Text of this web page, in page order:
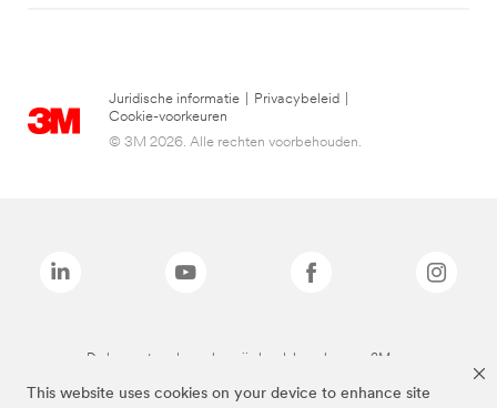
This website uses cookies on your device to enhance site
Juridische informatie Privacybeleid
Cookie-voorkeuren
© 3M 2026. Alle rechten voorbehouden.
De bovenstaande merken zijn handelsmerken van 3M.we